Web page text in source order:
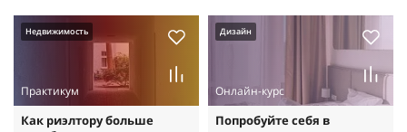
Недвижимость
Практикум
Как риэлтору больше
Дизайн
Онлайн-курс
Попробуйте себя в